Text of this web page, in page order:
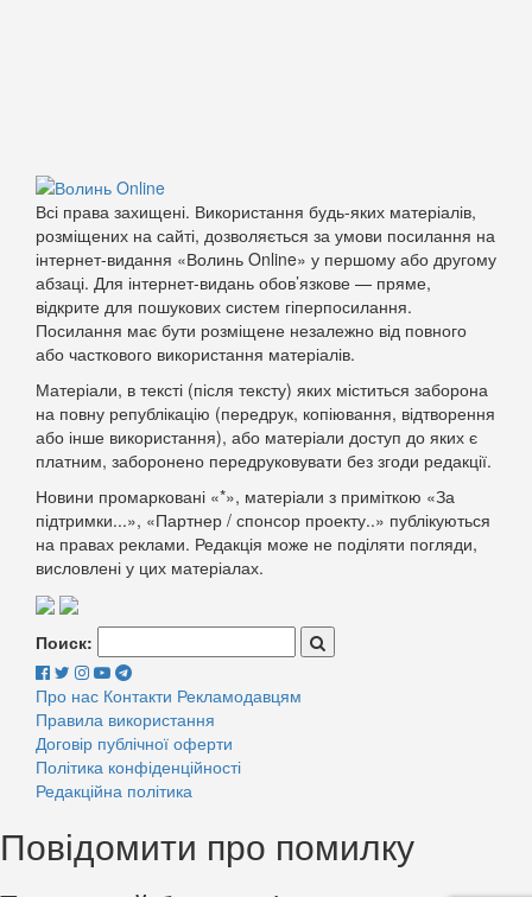
Всі права захищені. Використання будь-яких матеріалів,
розміщених на сайті, дозволяється за умови посилання на
інтернет-видання «Волинь Online» у першому або другому
абзаці. Для інтернет-видань обов’язкове — пряме,
відкрите для пошукових систем гіперпосилання.
Посилання має бути розміщене незалежно від повного
або часткового використання матеріалів.
Матеріали, в тексті (після тексту) яких міститься заборона
на повну републікацію (передрук, копіювання, відтворення
або інше використання), або матеріали доступ до яких є
платним, заборонено передруковувати без згоди редакції.
Новини промарковані «*», матеріали з приміткою «За
підтримки...», «Партнер / спонсор проекту..» публікуються
на правах реклами. Редакція може не поділяти погляди,
висловлені у цих матеріалах.
Поиск:
Про нас Контакти Рекламодавцям
Правила використання
Договір публічної оферти
Політика конфіденційності
Редакційна політика
Повідомити про помилку